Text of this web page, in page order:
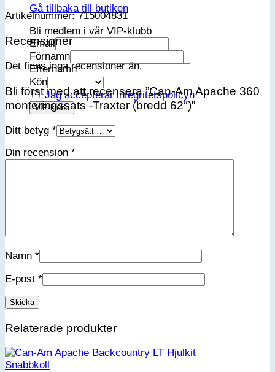
Gå tillbaka till butiken
Bli medlem i vår VIP-klubb
Email
Förnamn
Efternamn
Kön
Jag accepterar integritetspolicyn
Artikelnummer: 715004831
Recensioner
Det finns inga recensioner än.
Bli först med att recensera ”Can-Am Apache 360
monteringssats -Traxter (bredd 62″)”
Ditt betyg *
Din recension *
Namn *
E-post *
Relaterade produkter
Snabbkoll